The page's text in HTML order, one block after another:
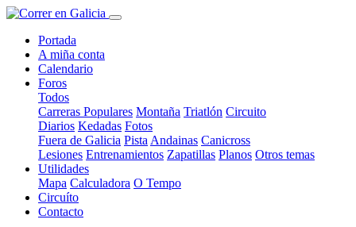
Portada
A miña conta
Calendario
Foros
Todos
Carreras Populares Montaña Triatlón Circuito
Diarios Kedadas Fotos
Fuera de Galicia Pista Andainas Canicross
Lesiones Entrenamientos Zapatillas Planos Otros temas
Utilidades
Mapa Calculadora O Tempo
Circuíto
Contacto